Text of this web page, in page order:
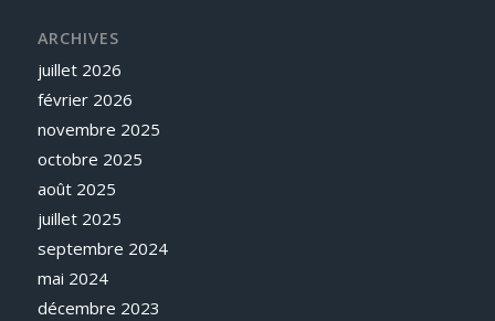
ARCHIVES
juillet 2026
février 2026
novembre 2025
octobre 2025
août 2025
juillet 2025
septembre 2024
mai 2024
décembre 2023